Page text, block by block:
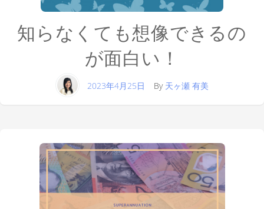
知らなくても想像できるの
が面白い！
2023年4月25日 By 天ヶ瀬 有美